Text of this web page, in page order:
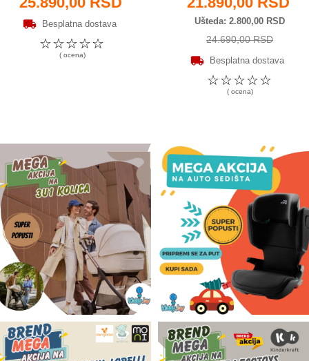
Besplatna dostava
☆
☆
☆
☆
☆
( ocena)
Ušteda 2.800,00 RSD
24.690,00 RSD
Besplatna dostava
☆
☆
☆
☆
☆
( ocena)